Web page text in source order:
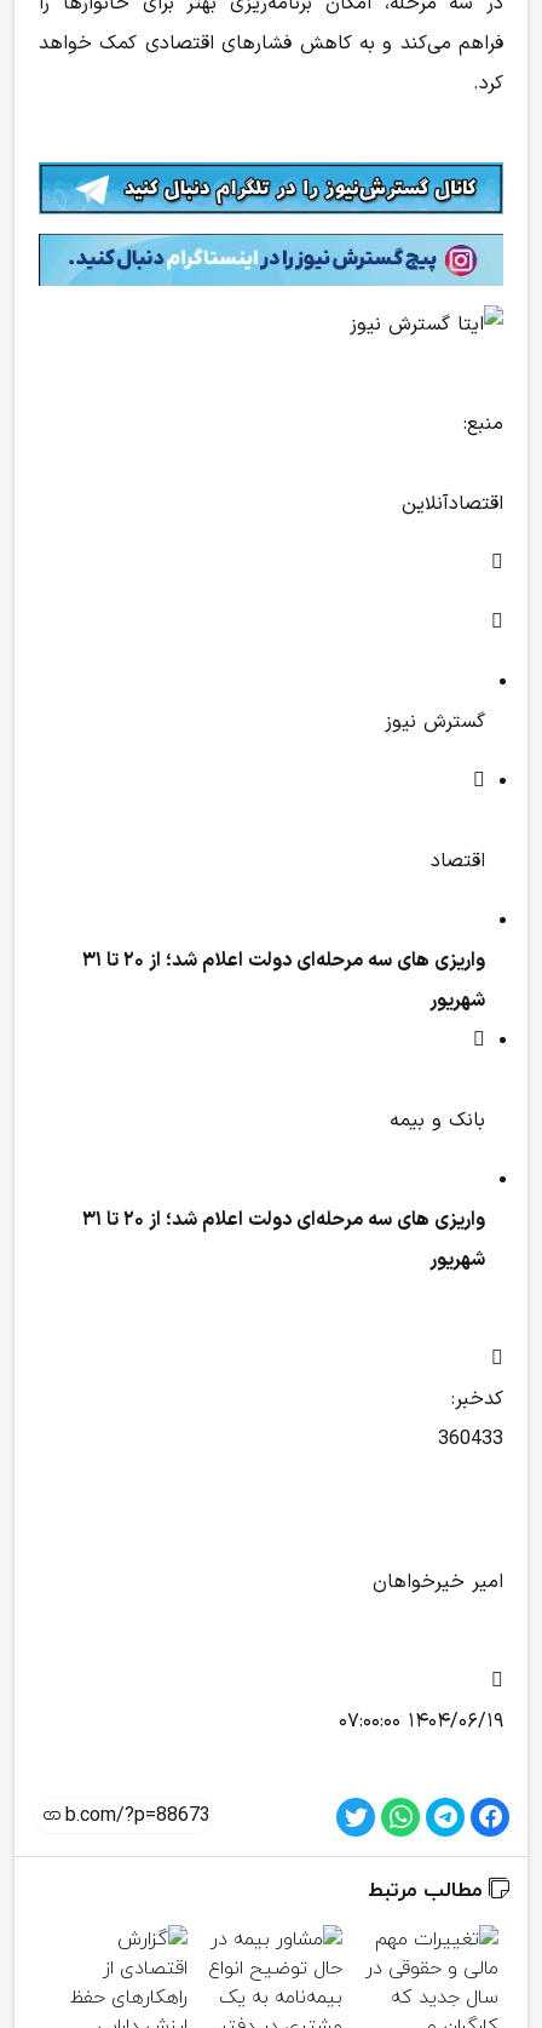
فراهم می‌کند و به کاهش فشارهای اقتصادی کمک خواهد
کرد.
منبع:
اقتصادآنلاین
گسترش نیوز
اقتصاد
واریزی‌ های سه‌ مرحله‌ای دولت اعلام شد؛ از ۲۰ تا ۳۱
شهریور
بانک و بیمه
واریزی‌ های سه‌ مرحله‌ای دولت اعلام شد؛ از ۲۰ تا ۳۱
شهریور
کدخبر:
360433
امیر خیرخواهان
۱۴۰۴/۰۶/۱۹ ۰۷:۰۰:۰۰
مطالب مرتبط